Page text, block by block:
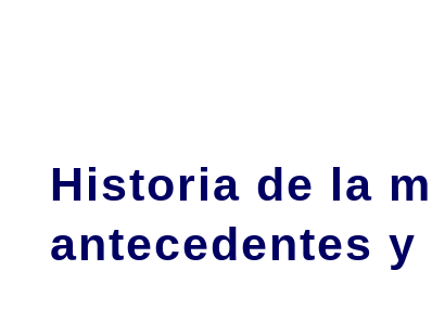
Historia de la
antecedentes